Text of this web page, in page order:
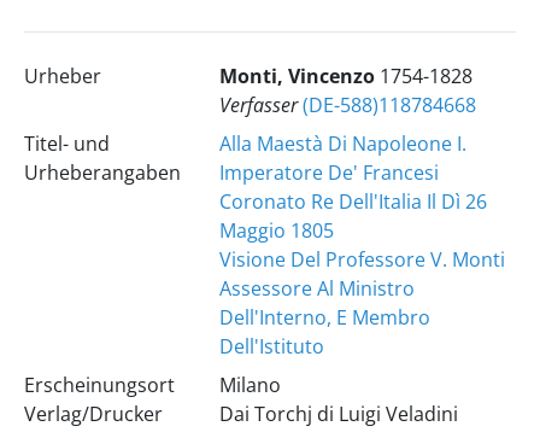
Urheber Monti, Vincenzo 1754-1828
Verfasser(DE-588)118784668
Titel- und
Urheberangaben
Alla Maestà Di Napoleone I.
Imperatore De' Francesi
Coronato Re Dell'Italia Il Dì 26
Maggio 1805
Visione Del Professore V. Monti
Assessore Al Ministro
Dell'Interno, E Membro
Dell'Istituto
Erscheinungsort
Verlag/Drucker
Milano
Dai Torchj di Luigi Veladini